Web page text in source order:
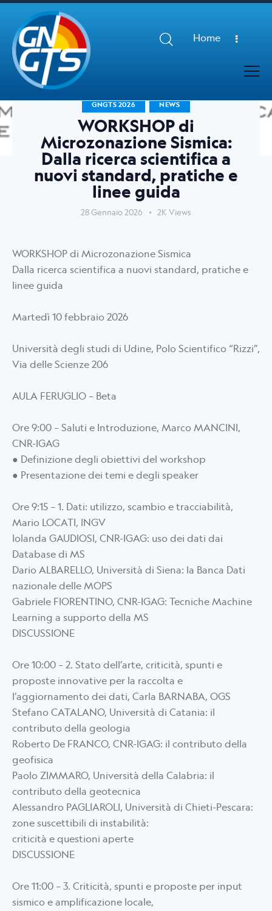
Home
GNGTS 2026 NEWS
WORKSHOP di
Microzonazione Sismica:
Dalla ricerca scientifica a
nuovi standard, pratiche e
linee guida
28 Gennaio 2026 2K Views
WORKSHOP di Microzonazione Sismica
Dalla ricerca scientifica a nuovi standard, pratiche e
linee guida
Martedì 10 febbraio 2026
Università degli studi di Udine, Polo Scientifico “Rizzi”,
Via delle Scienze 206
AULA FERUGLIO – Beta
Ore 9:00 – Saluti e Introduzione, Marco MANCINI,
CNR-IGAG
● Definizione degli obiettivi del workshop
● Presentazione dei temi e degli speaker
Ore 9:15 – 1. Dati: utilizzo, scambio e tracciabilità,
Mario LOCATI, INGV
Iolanda GAUDIOSI, CNR-IGAG: uso dei dati dai
Database di MS
Dario ALBARELLO, Università di Siena: la Banca Dati
nazionale delle MOPS
Gabriele FIORENTINO, CNR-IGAG: Tecniche Machine
Learning a supporto della MS
DISCUSSIONE
Ore 10:00 – 2. Stato dell’arte, criticità, spunti e
proposte innovative per la raccolta e
l’aggiornamento dei dati, Carla BARNABA, OGS
Stefano CATALANO, Università di Catania: il
contributo della geologia
Roberto De FRANCO, CNR-IGAG: il contributo della
geofisica
Paolo ZIMMARO, Università della Calabria: il
contributo della geotecnica
Alessandro PAGLIAROLI, Università di Chieti-Pescara:
zone suscettibili di instabilità:
criticità e questioni aperte
DISCUSSIONE
Ore 11:00 – 3. Criticità, spunti e proposte per input
sismico e amplificazione locale,